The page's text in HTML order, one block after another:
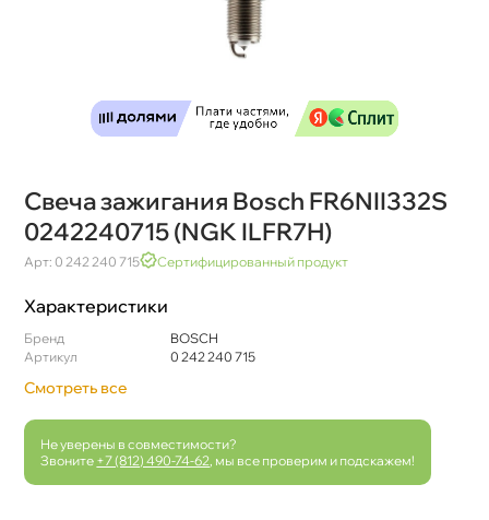
Свеча зажигания Bosch FR6NII332S
0242240715 (NGK ILFR7H)
Арт: 0 242 240 715 Сертифицированный продукт
Характеристики
Бренд
BOSCH
Артикул
0 242 240 715
Смотреть все
Не уверены в совместимости?
Звоните +7 (812) 490-74-62 , мы все проверим и подскажем!